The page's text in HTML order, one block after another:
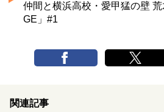
仲間と横浜高校・愛甲猛の壁
GE」#1
関連記事